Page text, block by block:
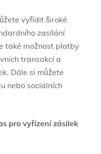
vyřídit široké
zasílání
také možnost platby
transakcí a
Dále si můžete
nebo sociálních
pro vyřízení zásilek